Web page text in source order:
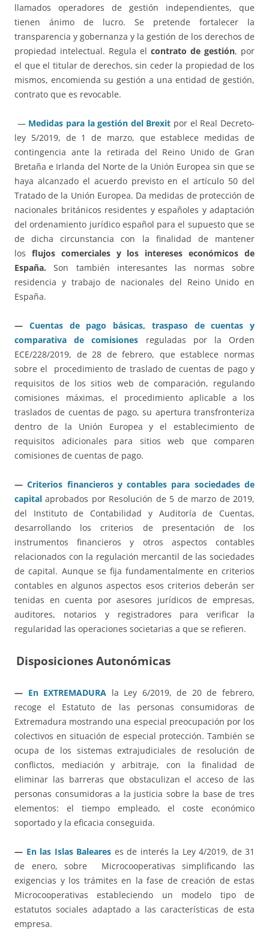
llamados operadores de gestión independientes, que
tienen ánimo de lucro. Se pretende fortalecer la
transparencia y gobernanza y la gestión de los derechos de
propiedad intelectual. Regula el contrato de gestión, por
el que el titular de derechos, sin ceder la propiedad de los
mismos, encomienda su gestión a una entidad de gestión,
contrato que es revocable.
— Medidas para la gestión del Brexit por el Real Decreto-
ley 5/2019, de 1 de marzo, que establece medidas de
contingencia ante la retirada del Reino Unido de Gran
Bretaña e Irlanda del Norte de la Unión Europea sin que se
haya alcanzado el acuerdo previsto en el artículo 50 del
Tratado de la Unión Europea. Da medidas de protección de
nacionales británicos residentes y españoles y adaptación
del ordenamiento jurídico español para el supuesto que se
de dicha circunstancia con la finalidad de mantener
los flujos comerciales y los intereses económicos de
España.Son también interesantes las normas sobre
residencia y trabajo de nacionales del Reino Unido en
España.
— Cuentas de pago básicas, traspaso de cuentas y
comparativa de comisiones
reguladas por la Orden
ECE/228/2019, de 28 de febrero, que establece normas
sobre el procedimiento de traslado de cuentas de pago y
requisitos de los sitios web de comparación, regulando
comisiones máximas, el procedimiento aplicable a los
traslados de cuentas de pago, su apertura transfronteriza
dentro de la Unión Europea y el establecimiento de
requisitos adicionales para sitios web que comparen
comisiones de cuentas de pago.
—Criterios financieros y contables para sociedades de
capital aprobados por Resolución de 5 de marzo de 2019,
del Instituto de Contabilidad y Auditoría de Cuentas,
desarrollando los criterios de presentación de los
instrumentos financieros y otros aspectos contables
relacionados con la regulación mercantil de las sociedades
de capital. Aunque se fija fundamentalmente en criterios
contables en algunos aspectos esos criterios deberán ser
tenidas en cuenta por asesores jurídicos de empresas,
auditores, notarios y registradores para verificar la
regularidad las operaciones societarias a que se refieren.
Disposiciones Autonómicas
— En EXTREMADURA la Ley 6/2019, de 20 de febrero,
recoge el Estatuto de las personas consumidoras de
Extremadura mostrando una especial preocupación por los
colectivos en situación de especial protección. También se
ocupa de los sistemas extrajudiciales de resolución de
conflictos, mediación y arbitraje, con la finalidad de
eliminar las barreras que obstaculizan el acceso de las
personas consumidoras a la justicia sobre la base de tres
elementos: el tiempo empleado, el coste económico
soportado y la eficacia conseguida.
— En las Islas Baleares es de interés la Ley 4/2019, de 31
de enero, sobre Microcooperativas simplificando las
exigencias y los trámites en la fase de creación de estas
Microcooperativas estableciendo un modelo tipo de
estatutos sociales adaptado a las características de esta
empresa.